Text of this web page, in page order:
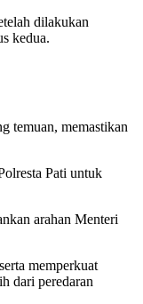
dilakukan
kedua.
temuan, memastikan
Pati untuk
arahan Menteri
memperkuat
dari peredaran